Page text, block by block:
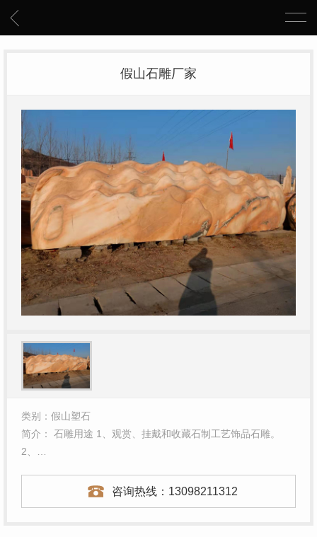
假山石雕厂家
类别：假山塑石
简介： 石雕用途 1、观赏、挂戴和收藏石制工艺饰品石雕。
2、…
咨询热线： 13098211312